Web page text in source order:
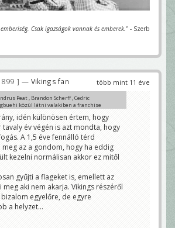
Csak igazságok vannak és emberek." - Szerb
több mint 11 éve
— Vikings fan
Peat , Brandon Scherff , Cedric
közül látni valakiben a franchise
miután Kalil elit prospect volt
már félek ettől a kérdéstől 😀
Kalilnak szerintem nagyban közrejátszik a
éve meglévő folyamatos térdsérülése a szar
egy elit év után. Ezen a poszton
Én még őt sem írnám le.
idén különösen értem, hogy
év végén is azt mondta, hogy
A 1,5 éve fennálló térd
meg az a gondom, hogy ha eddig
kezelni normálisan akkor ez mitől
gyűjti a flageket is, emellett az
meg aki nem akarja. Vikings részéről
egyelőre, de egyre
a helyzet...